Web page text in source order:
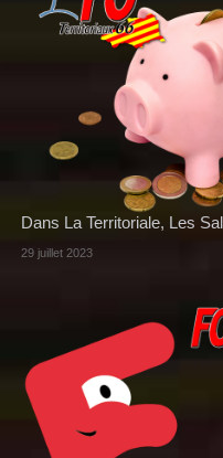
Dans La Territoriale, Les
29 juillet 2023